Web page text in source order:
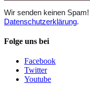
Wir senden keinen
Datenschutzerklärung.
Folge uns bei
Facebook
Twitter
Youtube